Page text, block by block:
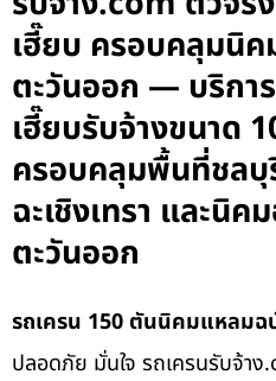
เฮี๊ยบ ครอบคลุมนิ
ตะวันออก — บริการ
เฮี๊ยบรับจ้างขนาด
ครอบคลุมพื้นที่ชลบุ
ฉะเชิงเทรา และนิ
ตะวันออก
รถเครน 150 ตันนิคมแหลมฉ
ปลอดภัย มั่นใจ รถเครนรับจ้าง